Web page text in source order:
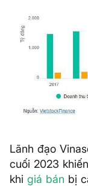
Lãnh đạo
cuối 2023
khi giá bán bị